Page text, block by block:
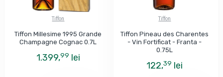
Tiffon
Tiffon Millesime 1995 Grande
Champagne Cognac 0.7L
1.399,99 lei
Tiffon
Tiffon Pineau des Charentes
- Vin Fortificat - Franta -
0.75L
122,39 lei